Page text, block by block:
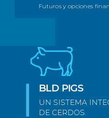
Futuros y opciones
BLD PIGS
UN SISTEMA
DE CERDOS.